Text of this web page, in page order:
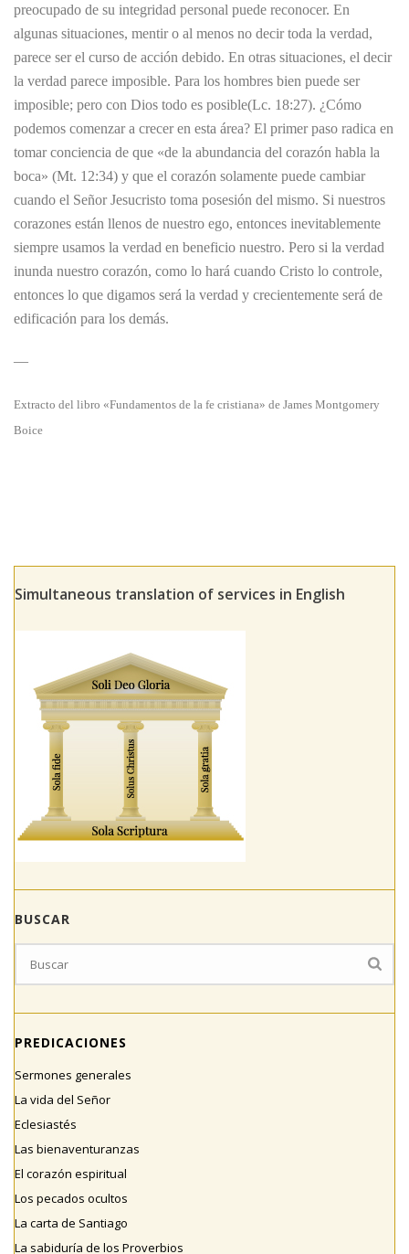
preocupado de su integridad personal puede reconocer. En
algunas situaciones, mentir o al menos no decir toda la verdad,
parece ser el curso de acción debido. En otras situaciones, el decir
la verdad parece imposible. Para los hombres bien puede ser
imposible; pero con Dios todo es posible(Lc. 18:27). ¿Cómo
podemos comenzar a crecer en esta área? El primer paso radica en
tomar conciencia de que «de la abundancia del corazón habla la
boca» (Mt. 12:34) y que el corazón solamente puede cambiar
cuando el Señor Jesucristo toma posesión del mismo. Si nuestros
corazones están llenos de nuestro ego, entonces inevitablemente
siempre usamos la verdad en beneficio nuestro. Pero si la verdad
inunda nuestro corazón, como lo hará cuando Cristo lo controle,
entonces lo que digamos será la verdad y crecientemente será de
edificación para los demás.
—
Extracto del libro «Fundamentos de la fe cristiana» de James Montgomery
Boice
Simultaneous translation of services in English
BUSCAR
PREDICACIONES
Sermones generales
La vida del Señor
Eclesiastés
Las bienaventuranzas
El corazón espiritual
Los pecados ocultos
La carta de Santiago
La sabiduría de los Proverbios